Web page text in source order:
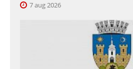
7 aug 2026